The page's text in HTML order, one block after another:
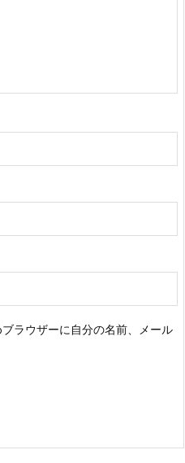
ラウザーに自分の名前、メール